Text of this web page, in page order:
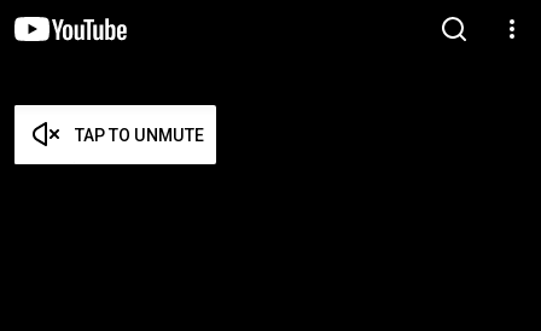
TAP TO UNMUTE